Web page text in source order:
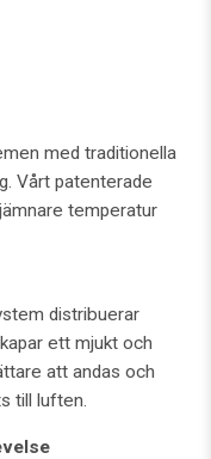
med traditionella
Vårt patenterade
temperatur
distribuerar
ett mjukt och
att andas och
till luften.